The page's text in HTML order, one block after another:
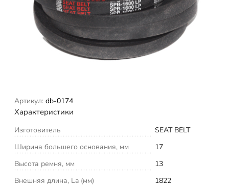
Артикул: db-0174
Характеристики
Изготовитель
SEAT BELT
Ширина большего основания, мм
17
Высота ремня, мм
13
Внешняя длина, La (мм)
1822